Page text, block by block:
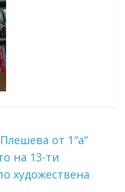
от 1″а“
на 13-ти
художествена